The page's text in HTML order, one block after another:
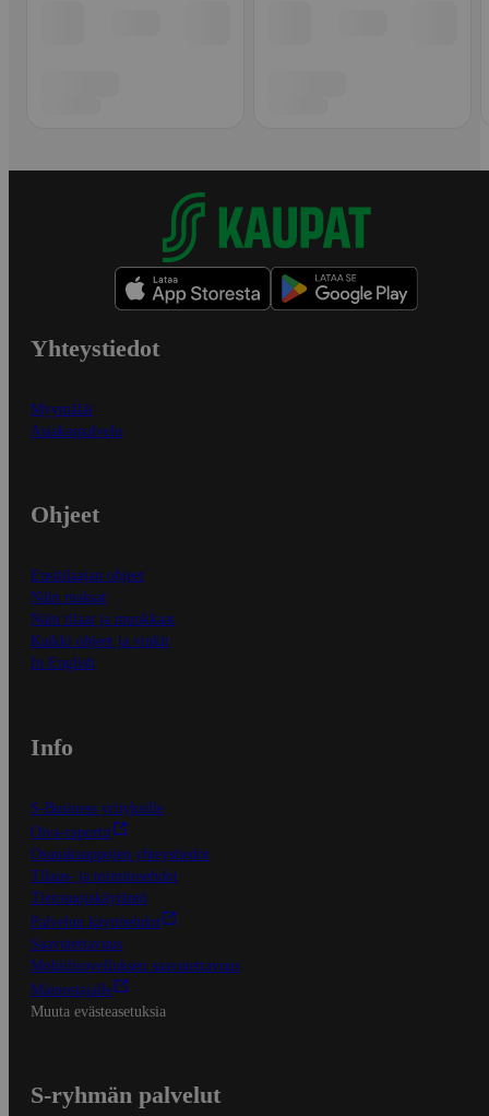
Yhteystiedot
Myymälät
Asiakaspalvelu
Ohjeet
Ensitilaajan ohjeet
Näin maksat
Näin tilaat ja muokkaat
Kaikki ohjeet ja vinkit
In English
Info
S-Business yrityksille
Oiva-raportit
Osuuskauppojen yhteystiedot
Tilaus- ja toimitusehdot
Tietosuojakäytäntö
Palvelun käyttöehdot
Saavutettavuus
Mobiilisovelluksen saavutettavuus
Mainostajalle
Muuta evästeasetuksia
S-ryhmän palvelut